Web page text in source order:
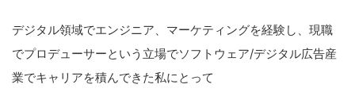
デジタル領域でエンジニア、マーケティングを経験し、現職
でプロデューサーという立場でソフトウェア/デジタル広告産
業でキャリアを積んできた私にとって